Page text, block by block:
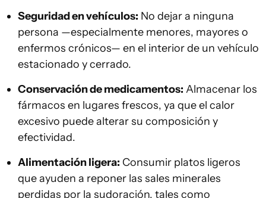
Seguridad en vehículos: No dejar a ninguna
persona —especialmente menores, mayores o
enfermos crónicos— en el interior de un vehículo
estacionado y cerrado.
Conservación de medicamentos: Almacenar los
fármacos en lugares frescos, ya que el calor
excesivo puede alterar su composición y
efectividad.
Alimentación ligera: Consumir platos ligeros
que ayuden a reponer las sales minerales
perdidas por la sudoración, tales como